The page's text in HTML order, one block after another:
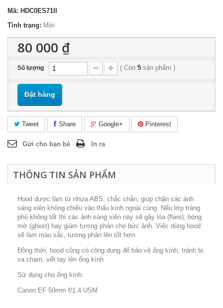
Mã: HDC0ES71II
Tình trạng: Mới
80 000 ₫
Số lượng ( Còn 5 sản phẩm )
Đặt hàng
Tweet Share Google+ Pinterest
Gửi cho bạn bè In ra
THÔNG TIN SẢN PHẨM
Hood được làm từ nhựa ABS, chắc chắn, giúp chặn các ánh
sáng xiên không chiếu vào thấu kính ngoài cùng. Nếu lớp tráng
phủ không tốt thì các ánh sáng xiên này sẽ gây lóa (flare), bóng
mờ (ghost) hay giảm tương phản cho bức ảnh. Việc dùng hood
sẽ làm màu sắc, tương phản lên tốt hơn.
Đồng thời, hood cũng có công dụng để bảo vệ ống kính, tránh bị
va chạm, vết tay lên ống kính
Sử dụng cho ống kính:
Canon EF 50mm f/1.4 USM